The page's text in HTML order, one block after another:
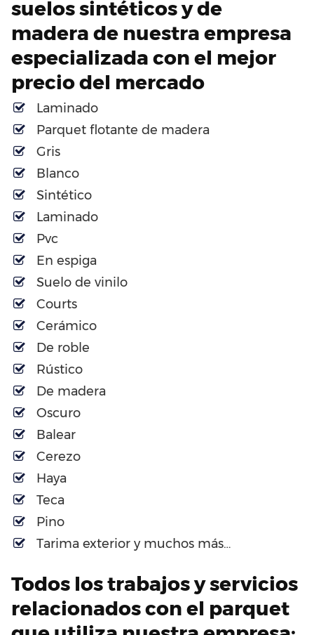
suelos sintéticos y de
madera de nuestra empresa
especializada con el mejor
precio del mercado
Laminado
Parquet flotante de madera
Gris
Blanco
Sintético
Laminado
Pvc
En espiga
Suelo de vinilo
Courts
Cerámico
De roble
Rústico
De madera
Oscuro
Balear
Cerezo
Haya
Teca
Pino
Tarima exterior y muchos más…
Todos los trabajos y servicios
relacionados con el parquet